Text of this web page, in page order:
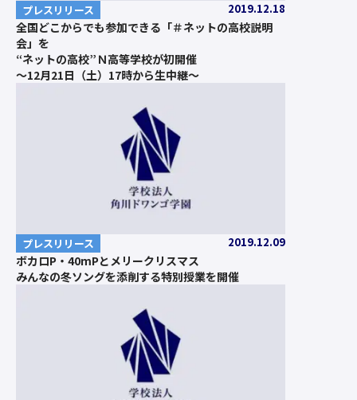
プレスリリース 2019.12.18
全国どこからでも参加できる「＃ネットの高校説明
会」を
“ネットの高校”Ｎ高等学校が初開催
～12月21日（土）17時から生中継～
プレスリリース 2019.12.09
ボカロP・40mPとメリークリスマス
みんなの冬ソングを添削する特別授業を開催